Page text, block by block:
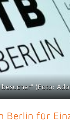
(Foto:
Berlin für